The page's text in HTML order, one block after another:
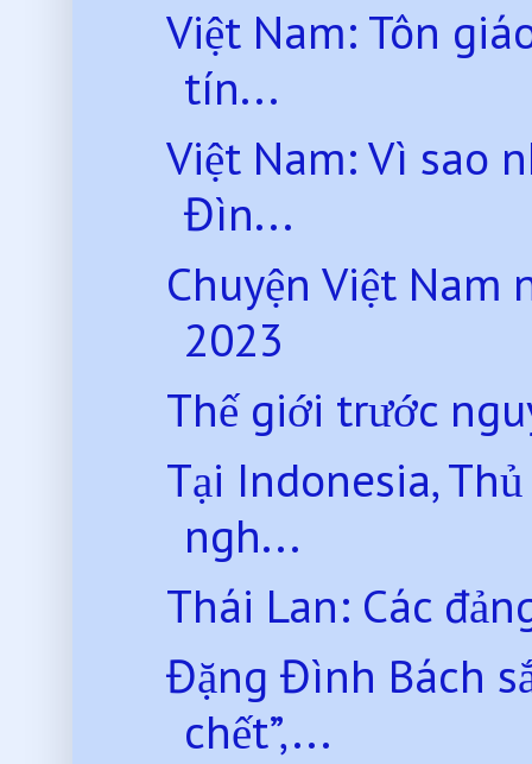
Việt Nam: Tôn
tín...
Việt Nam: Vì sao
Đìn...
Chuyện Việt
2023
Thế giới trước
Tại Indonesia,
ngh...
Thái Lan: Các
Đặng Đình Bách
chết”,...